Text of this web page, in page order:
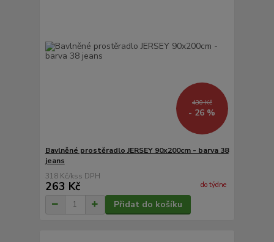
430 Kč
- 26 %
Bavlněné prostěradlo JERSEY 90x200cm - barva 38
jeans
318 Kč/ks
263 Kč do týdne
Přidat do košíku